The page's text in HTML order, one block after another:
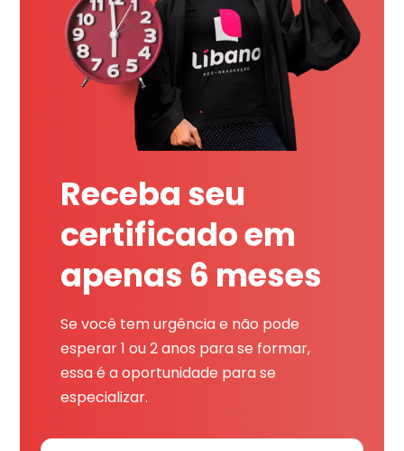
Receba seu
certificado em
apenas 6 meses
Se você tem urgência e não pode
esperar 1 ou 2 anos para se formar,
essa é a oportunidade para se
especializar.